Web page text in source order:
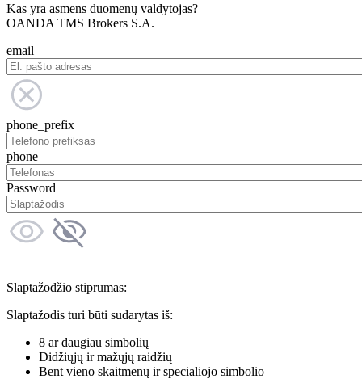
Kas yra asmens duomenų valdytojas?
OANDA TMS Brokers S.A.
email
phone_prefix
phone
Password
Slaptažodžio stiprumas:
Slaptažodis turi būti sudarytas iš:
8 ar daugiau simbolių
Didžiųjų ir mažųjų raidžių
Bent vieno skaitmenų ir specialiojo simbolio